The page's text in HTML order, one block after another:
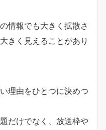
情報でも大きく拡散さ
きく見えることがあり
理由をひとつに決めつ
だけでなく、放送枠や